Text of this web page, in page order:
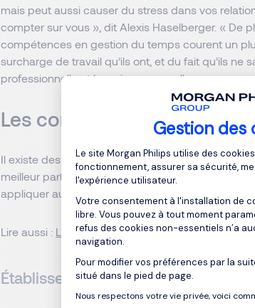
Gestion des
Plateforme de Gestion
Le site Morgan Philips utilise des
fonctionnement, assurer sa sécurité,
l'expérience utilisateur.
Votre consentement à l'installation de
libre. Vous pouvez à tout moment
refus des cookies non-essentiels n’a
navigation.
Pour modifier vos préférences par la
situé dans le pied de page.
Nous respectons votre vie privée, voici
Axeptio
mais peut aussi causer du stress dans vos
compter sur vous », dit Alexis Haselberger. « De
compétences en gestion du temps courent un
surcharge de travail qu’ils ont, et du fait qu’ils ne
professionnelle et leur vie personnelle. »
Les compétences
Il existe des dizaines de compétences en
meilleur parti de votre journée. Voici quelques-
appliquer au travail.
Lire aussi : Les 5 raisons qui prouvent que
Établissement d'objectifs